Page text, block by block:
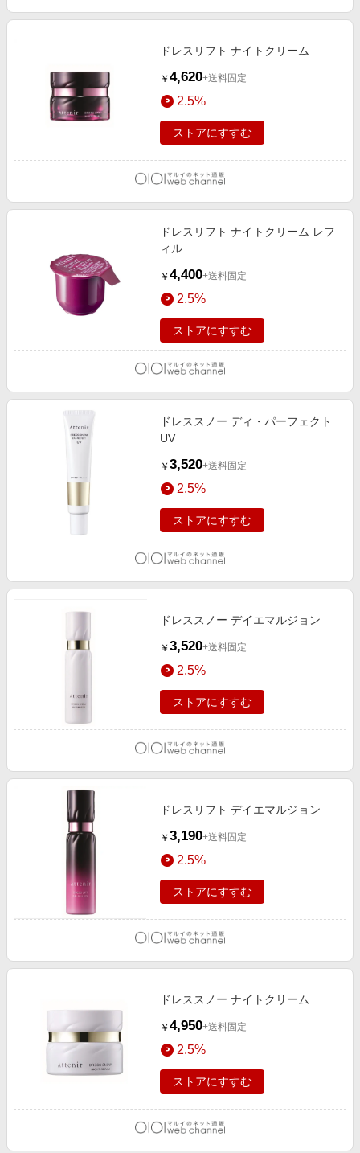
ドレスリフト ナイトクリーム
￥ 4,620+送料固定
2.5%
ストアにすすむ
ドレスリフト ナイトクリーム レフ
ィル
￥ 4,400+送料固定
2.5%
ストアにすすむ
ドレススノー ディ・パーフェクト
UV
￥ 3,520+送料固定
2.5%
ストアにすすむ
ドレススノー デイエマルジョン
￥ 3,520+送料固定
2.5%
ストアにすすむ
ドレスリフト デイエマルジョン
￥ 3,190+送料固定
2.5%
ストアにすすむ
ドレススノー ナイトクリーム
￥ 4,950+送料固定
2.5%
ストアにすすむ